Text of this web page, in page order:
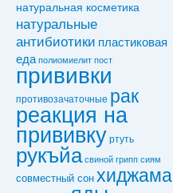
натуральная косметика
натуральные
антибиотики пластиковая
еда полиомиелит пост
прививки
противозачаточные рак
реакция на
прививку ртуть
рукъйа свиной грипп сиям
совместный сон хиджама